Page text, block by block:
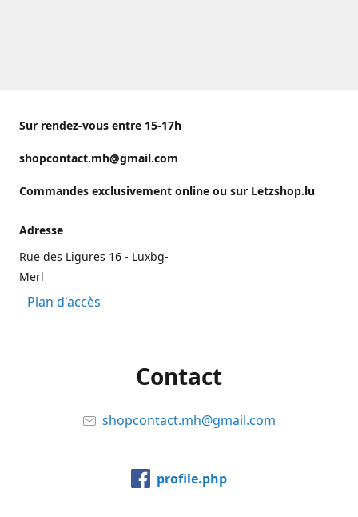
Sur rendez-vous entre 15-17h
shopcontact.mh@gmail.com
Commandes exclusivement online ou sur Letzshop.lu
Adresse
Rue des Ligures 16 - Luxbg-
Merl
Plan d'accès
Contact
shopcontact.mh@gmail.com
profile.php